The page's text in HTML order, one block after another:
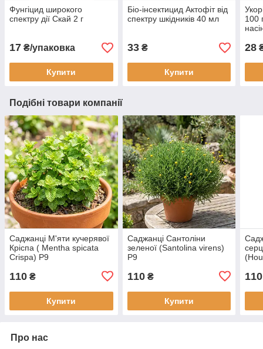
Фунгіцид широкого
спектру дії Скай 2 г
17 ₴/упаковка
Купити
Біо-інсектицид Актофіт від
спектру шкідників 40 мл
33₴
Купити
100
28
Подібні товари компанії
Саджанці М'яти кучерявої
Кріспа ( Mentha spicata
Crispa) Р9
110 ₴
Купити
Саджанці Сантоліни
зеленої (Santolina virens)
Р9
110₴
Купити
110
Про нас